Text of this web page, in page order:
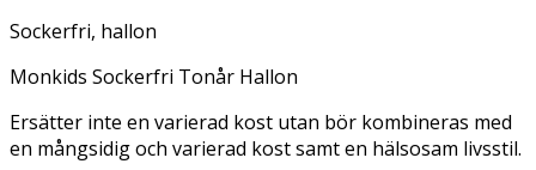
Sockerfri, hallon
Monkids Sockerfri Tonår Hallon
Ersätter inte en varierad kost utan bör kombineras med
en mångsidig och varierad kost samt en hälsosam livsstil.